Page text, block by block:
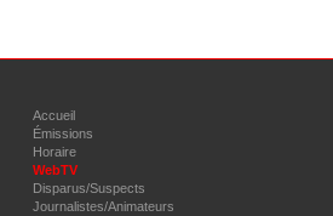
Accueil
Émissions
Horaire
WebTV
Disparus/Suspects
Journalistes/Animateurs